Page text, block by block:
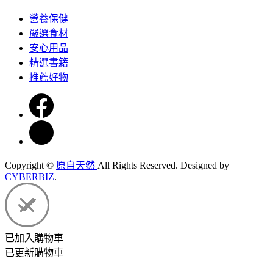
營養保健
嚴選食材
安心用品
精選書籍
推薦好物
Copyright © 原自天然 All Rights Reserved. Designed by
CYBERBIZ.
已加入購物車
已更新購物車